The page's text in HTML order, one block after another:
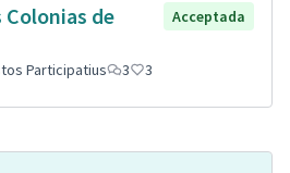
Colonias de
Acceptada
Participatius 3 3